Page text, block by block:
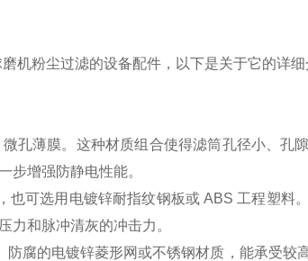
机粉尘过滤的设备配件，以下是关于它的详细
孔薄膜。这种材质组合使得滤筒孔径小、孔
步增强防静电性能。
也可选用电镀锌耐指纹钢板或 ABS 工程塑料
力和脉冲清灰的冲击力。
腐的电镀锌菱形网或不锈钢材质，能承受较